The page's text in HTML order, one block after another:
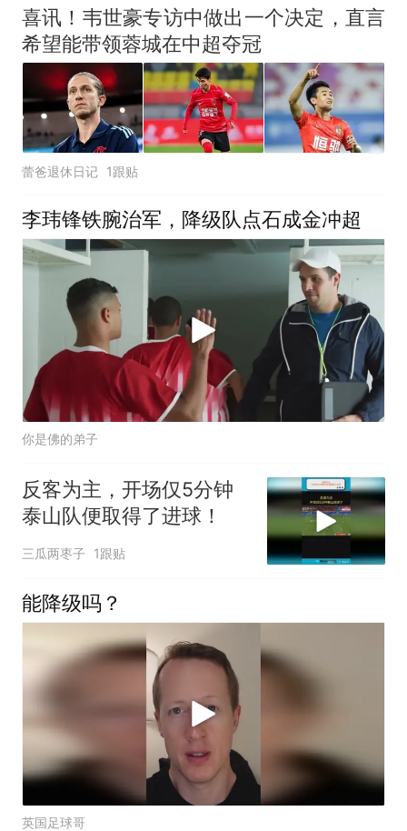
喜讯！韦世豪专访中做出一个决定，直言
希望能带领蓉城在中超夺冠
蕾爸退休日记 1跟贴
李玮锋铁腕治军，降级队点石成金冲超
你是佛的弟子
反客为主，开场仅5分钟
泰山队便取得了进球！
三瓜两枣子 1跟贴
能降级吗？
英国足球哥